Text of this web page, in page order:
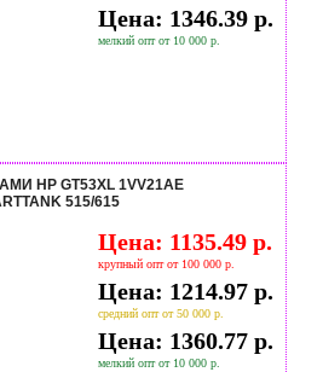
Цена: 1346.39 р.
мелкий опт от 10 000 р.
HP GT53XL 1VV21AE
515/615
Цена: 1135.49 р.
крупный опт от 100 000 р.
Цена: 1214.97 р.
средний опт от 50 000 р.
Цена: 1360.77 р.
мелкий опт от 10 000 р.